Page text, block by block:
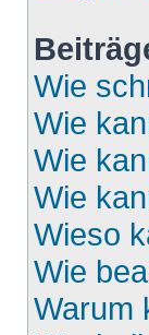
Wie
Wie
Wie
Wie
Wieso
Wie
Warum